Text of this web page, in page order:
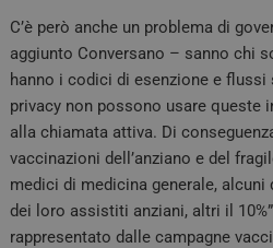
C’è però anche un problema di
aggiunto Conversano – sanno chi
hanno i codici di esenzione e
privacy non possono usare queste
alla chiamata attiva. Di
vaccinazioni dell’anziano e del
medici di medicina generale, alcuni
dei loro assistiti anziani, altri il
rappresentato dalle campagne